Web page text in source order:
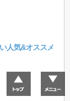
人気&オススメ